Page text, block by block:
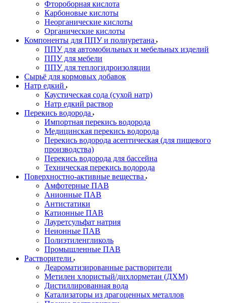
Фтороборная кислота
Карбоновые кислоты
Неорганические кислоты
Органические кислоты
Компоненты для ППУ и полиуретана
ППУ для автомобильных и мебельных изделий
ППУ для мебели
ППУ для теплогидроизоляции
Сырьё для кормовых добавок
Натр едкий
Каустическая сода (сухой натр)
Натр едкий раствор
Перекись водорода
Импортная перекись водорода
Медицинская перекись водорода
Перекись водорода асептическая (для пищевого
производства)
Перекись водорода для бассейна
Техническая перекись водорода
Поверхностно-активные вещества
Амфотерные ПАВ
Анионные ПАВ
Антистатики
Катионные ПАВ
Лауретсульфат натрия
Неионные ПАВ
Полиэтиленгликоль
Промышленные ПАВ
Растворители
Деароматизированные растворители
Метилен хлористый/дихлорметан (ДХМ)
Дистиллированная вода
Катализаторы из драгоценных металлов